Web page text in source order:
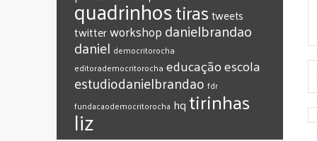
quadrinhostirastweets
twitterworkshop‎danielbrandao‬
‎daniel‬ ‎democritorocha
‎editorademocritorocha ‎educação‎escola
‎estudiodanielbrandao ‎fdr
‎fundacaodemocritorocha ‎hq ‎tirinhas
‪‎liz